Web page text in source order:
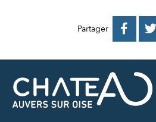
Partager  